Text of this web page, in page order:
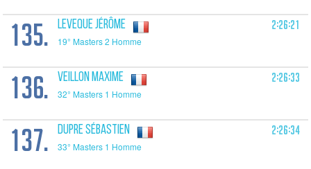
135. LEVEQUE Jérôme
19° Masters 2 Homme
2:26:21
136. VEILLON Maxime
32° Masters 1 Homme
2:26:33
137. DUPRE Sébastien
33° Masters 1 Homme
2:26:34